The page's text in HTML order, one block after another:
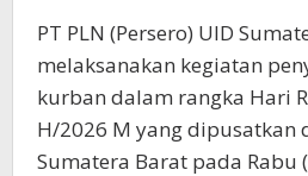
PT PLN (Persero) UID
melaksanakan kegiatan
kurban dalam rangka Hari
H/2026 M yang dipusatkan
Sumatera Barat pada Rabu